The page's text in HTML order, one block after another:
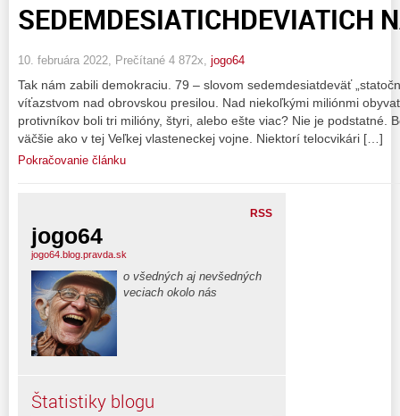
SEDEMDESIATICHDEVIATICH
10. februára 2022, Prečítané 4 872x, jogo64
Tak nám zabili demokraciu. 79 – slovom sedemdesiatdeväť
víťazstvom nad obrovskou presilou. Nad niekoľkými miliónmi
protivníkov boli tri milióny, štyri, alebo ešte viac? Nie je podstatné.
väčšie ako v tej Veľkej vlasteneckej vojne. Niektorí telocvikári […]
Pokračovanie článku
RSS
jogo64
jogo64.blog.pravda.sk
o všedných aj nevšedných
veciach okolo nás
Štatistiky blogu